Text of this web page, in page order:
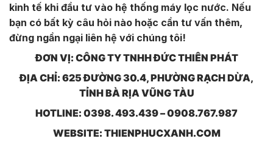
kinh tế khi đầu tư vào hệ thống máy lọc nước. Nếu
bạn có bất kỳ câu hỏi nào hoặc cần tư vấn thêm,
đừng ngần ngại liên hệ với chúng tôi!
ĐƠN VỊ: CÔNG TY TNHH ĐỨC THIÊN PHÁT
ĐỊA CHỈ: 625 ĐƯỜNG 30.4, PHƯỜNG RẠCH DỪA,
TỈNH BÀ RỊA VŨNG TÀU
HOTLINE: 0398. 493.439 – 0908.767.987
WEBSITE: THIENPHUCXANH.COM